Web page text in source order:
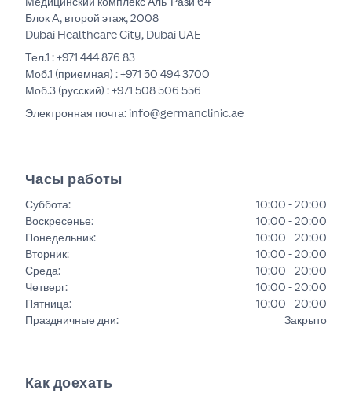
Блок A, второй этаж, 2008
Dubai Healthcare City, Dubai UAE
Тел.1 :+971 444 876 83
Моб.1 (приемная) :+971 50 494 3700
Моб.3 (русский) :+971 508 506 556
Электронная почта: info@germanclinic.ae
Часы работы
Суббота:
10:00 - 20:00
Воскресенье:
10:00 - 20:00
Понедельник:
10:00 - 20:00
Вторник:
10:00 - 20:00
Среда:
10:00 - 20:00
Четверг:
10:00 - 20:00
Пятница:
10:00 - 20:00
Праздничные дни: Закрыто
Как доехать